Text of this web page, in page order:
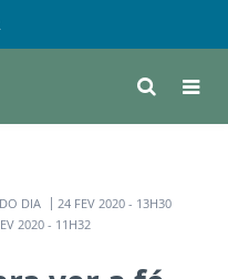
DIA
24 FEV 2020 - 13H30
2020 - 11H32